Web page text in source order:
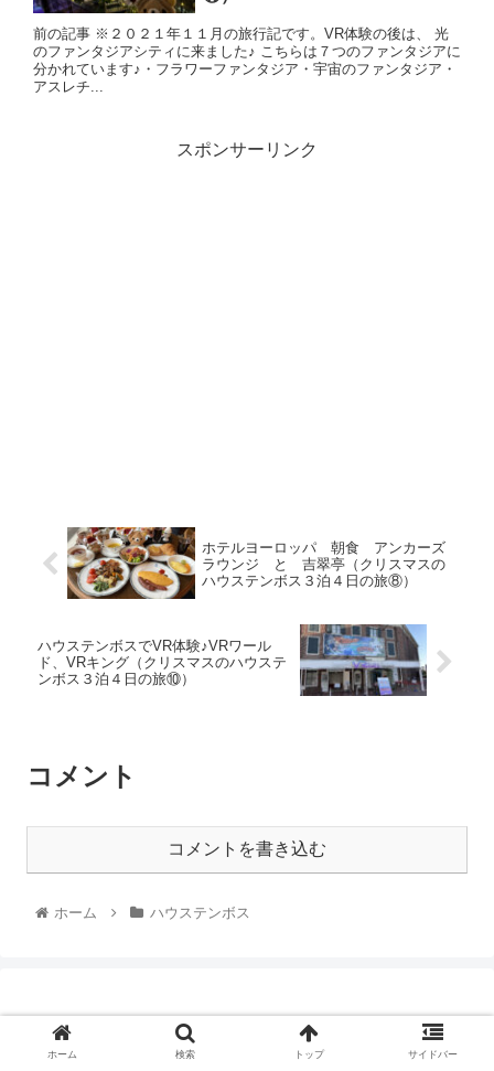
前の記事 ※２０２１年１１月の旅行記です。VR体験の後は、 光
のファンタジアシティに来ました♪ こちらは７つのファンタジアに
分かれています♪・フラワーファンタジア・宇宙のファンタジア・
アスレチ...
スポンサーリンク
ホテルヨーロッパ 朝食 アンカーズ
ラウンジ と 吉翠亭（クリスマスの
ハウステンボス３泊４日の旅⑧）
ハウステンボスでVR体験♪VRワール
ド、VRキング（クリスマスのハウステ
ンボス３泊４日の旅⑩）
コメント
コメントを書き込む
ホーム ハウステンボス
ホーム 検索 トップ サイドバー